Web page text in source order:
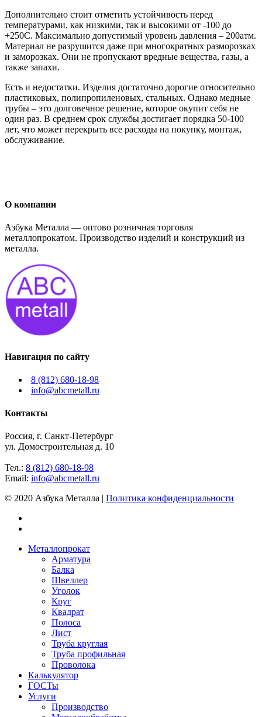
Дополнительно стоит отметить устойчивость перед
температурами, как низкими, так и высокими от -100 до
+250С. Максимально допустимый уровень давления – 200атм.
Материал не разрушится даже при многократных разморозках
и заморозках. Они не пропускают вредные вещества, газы, а
также запахи.
Есть и недостатки. Изделия достаточно дорогие относительно
пластиковых, полипропиленовых, стальных. Однако медные
трубы – это долговечное решение, которое окупит себя не
один раз. В среднем срок службы достигает порядка 50-100
лет, что может перекрыть все расходы на покупку, монтаж,
обслуживание.
О компании
Азбука Металла — оптово розничная торговля
металлопрокатом. Производство изделий и конструкций из
металла.
Навигация по сайту
8 (812) 680-18-98
info@abcmetall.ru
Контакты
Россия, г. Санкт-Петербург
ул. Домостроительная д. 10
Тел.: 8 (812) 680-18-98
Email: info@abcmetall.ru
© 2020 Азбука Металла | Политика конфиденциальности
Металлопрокат
Арматура
Балка
Швеллер
Уголок
Круг
Квадрат
Полоса
Лист
Труба круглая
Труба профильная
Проволока
Калькулятор
ГОСТы
Услуги
Производство